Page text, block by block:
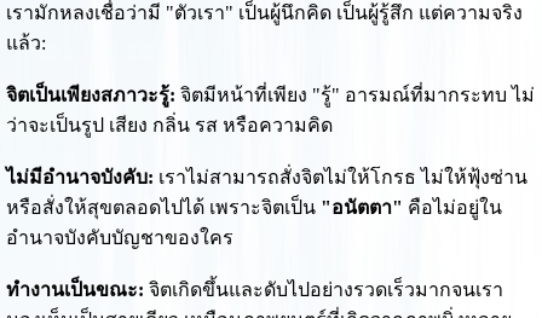
เรามักหลงเชื่อว่ามี "ตัวเรา" เป็นผู้นึกคิด เป็นผู้รู้สึก แต่ความจริง
แล้ว:
จิตเป็นเพียงสภาวะรู้: จิตมีหน้าที่เพียง "รู้" อารมณ์ที่มากระทบ ไม่
ว่าจะเป็นรูป เสียง กลิ่น รส หรือความคิด
ไม่มีอำนาจบังคับ: เราไม่สามารถสั่งจิตไม่ให้โกรธ ไม่ให้ฟุ้งซ่าน
หรือสั่งให้สุขตลอดไปได้ เพราะจิตเป็น "อนัตตา" คือไม่อยู่ใน
อำนาจบังคับบัญชาของใคร
ทำงานเป็นขณะ: จิตเกิดขึ้นและดับไปอย่างรวดเร็วมากจนเรา